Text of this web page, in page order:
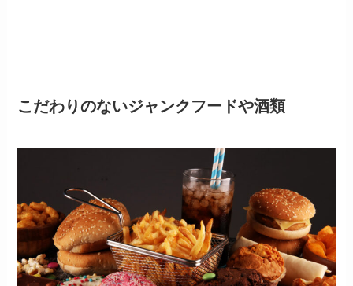
こだわりのないジャンクフードや酒類